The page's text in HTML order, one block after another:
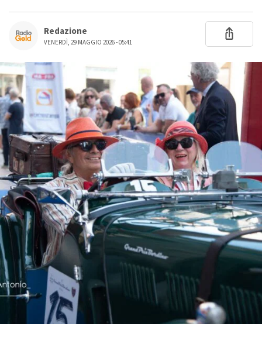
Redazione
VENERDÌ, 29 MAGGIO 2026 - 05:41